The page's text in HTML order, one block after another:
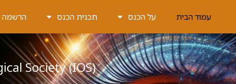
עמוד הבית על הכנס תכנית הכנס הרשמה
Society (IOS)